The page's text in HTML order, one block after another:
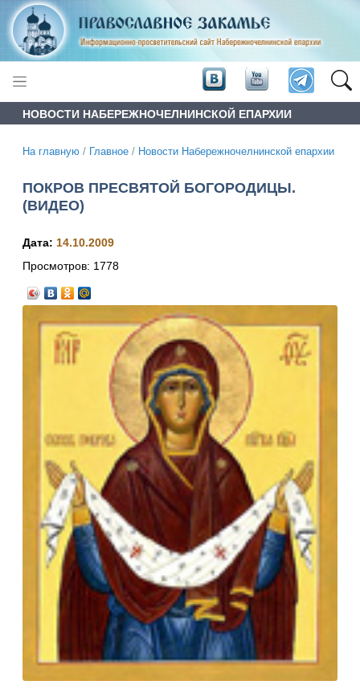
НОВОСТИ НАБЕРЕЖНОЧЕЛНИНСКОЙ ЕПАРХИИ
На главную / Главное / Новости Набережночелнинской епархии
ПОКРОВ ПРЕСВЯТОЙ БОГОРОДИЦЫ.
(ВИДЕО)
Дата: 14.10.2009
Просмотров: 1778